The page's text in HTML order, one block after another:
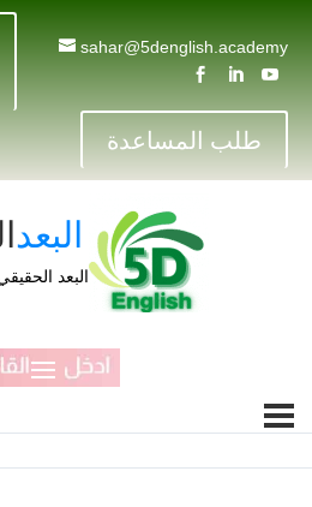
sahar@5denglish.academy
  
طلب المساعدة
البعد
البعد